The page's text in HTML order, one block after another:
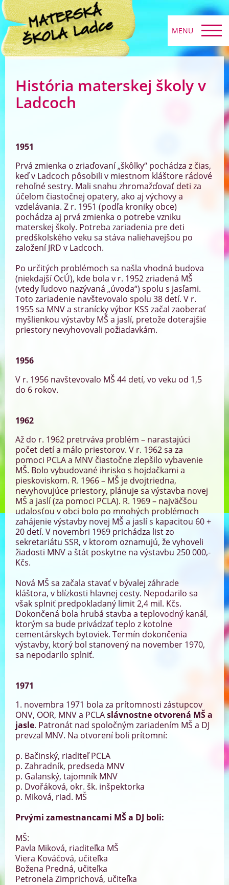
MENU
História materskej školy v
Ladcoch
1951
Prvá zmienka o zriaďovaní „škôlky“ pochádza z čias,
keď v Ladcoch pôsobili v miestnom kláštore rádové
rehoľné sestry. Mali snahu zhromažďovať deti za
účelom čiastočnej opatery, ako aj výchovy a
vzdelávania. Z r. 1951 (podľa kroniky obce)
pochádza aj prvá zmienka o potrebe vzniku
materskej školy. Potreba zariadenia pre deti
predškolského veku sa stáva naliehavejšou po
založení JRD v Ladcoch.
Po určitých problémoch sa našla vhodná budova
(niekdajší OcÚ), kde bola v r. 1952 zriadená MŠ
(vtedy ľudovo nazývaná „úvoda“) spolu s jasľami.
Toto zariadenie navštevovalo spolu 38 detí. V r.
1955 sa MNV a stranícky výbor KSS začal zaoberať
myšlienkou výstavby MŠ a jaslí, pretože doterajšie
priestory nevyhovovali požiadavkám.
1956
V r. 1956 navštevovalo MŠ 44 detí, vo veku od 1,5
do 6 rokov.
1962
Až do r. 1962 pretrváva problém – narastajúci
počet detí a málo priestorov. V r. 1962 sa za
pomoci PCLA a MNV čiastočne zlepšilo vybavenie
MŠ. Bolo vybudované ihrisko s hojdačkami a
pieskoviskom. R. 1966 – MŠ je dvojtriedna,
nevyhovujúce priestory, plánuje sa výstavba novej
MŠ a jaslí (za pomoci PCLA). R. 1969 – najväčšou
udalosťou v obci bolo po mnohých problémoch
zahájenie výstavby novej MŠ a jaslí s kapacitou 60 +
20 detí. V novembri 1969 prichádza list zo
sekretariátu SSR, v ktorom oznamujú, že vyhoveli
žiadosti MNV a štát poskytne na výstavbu 250 000,-
Kčs.
Nová MŠ sa začala stavať v bývalej záhrade
kláštora, v blízkosti hlavnej cesty. Nepodarilo sa
však splniť predpokladaný limit 2,4 mil. Kčs.
Dokončená bola hrubá stavba a teplovodný kanál,
ktorým sa bude privádzať teplo z kotolne
cementárskych bytoviek. Termín dokončenia
výstavby, ktorý bol stanovený na november 1970,
sa nepodarilo splniť.
1971
1. novembra 1971 bola za prítomnosti zástupcov
ONV, OOR, MNV a PCLAslávnostne otvorená MŠ a
jasle. Patronát nad spoločným zariadením MŠ a DJ
prevzal MNV. Na otvorení boli prítomní:
p. Bačinský, riaditeľ PCLA
p. Zahradník, predseda MNV
p. Galanský, tajomník MNV
p. Dvořáková, okr. šk. inšpektorka
p. Miková, riad. MŠ
Prvými zamestnancami MŠ a DJ boli:
MŠ:
Pavla Miková, riaditeľka MŠ
Viera Kováčová, učiteľka
Božena Predná, učiteľka
Petronela Zimprichová, učiteľka